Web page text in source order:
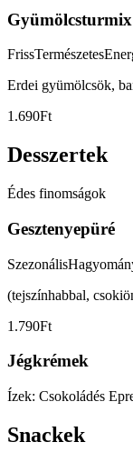
Gyümölcsturmix
FrissTermészetes
Erdei gyümölcsök,
1.690Ft
Desszertek
Édes finomságok
Gesztenyepüré
Szezonális
(tejszínhabbal,
1.790Ft
Jégkrémek
Ízek: Csokoládés
Snackek